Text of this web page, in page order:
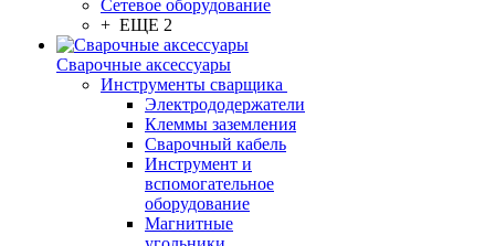
Сетевое оборудование
+ ЕЩЕ 2
Сварочные аксессуары
Инструменты сварщика
Электрододержатели
Клеммы заземления
Сварочный кабель
Инструмент и
вспомогательное
оборудование
Магнитные